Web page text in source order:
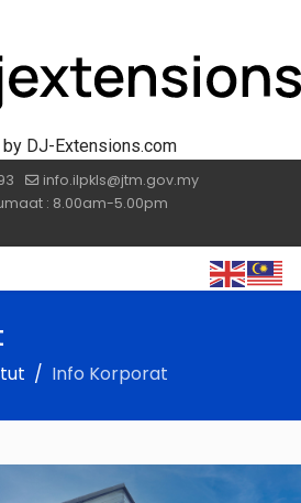
by DJ-Extensions.com
info.ilpkls@jtm.gov.my
: 8.00am-5.00pm
Info Korporat